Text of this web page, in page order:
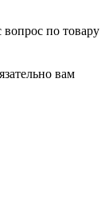
по товару
вам